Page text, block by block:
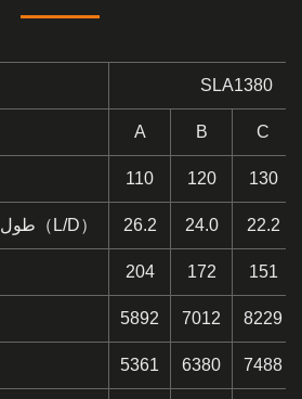
SLA1380
A B C
110 120 130
طول المسمار لنسبة القطر（L/D） 26.2 24.0 22.2
204 172 151
5892 7012 8229
5361 6380 7488